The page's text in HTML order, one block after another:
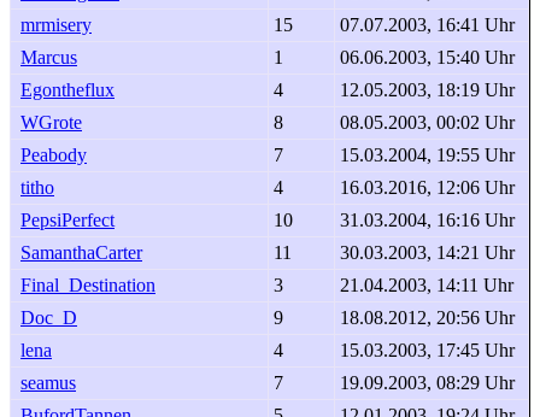
mrmisery
15
07.07.2003, 16:41 Uhr
Marcus
1
06.06.2003, 15:40 Uhr
Egontheflux
4
12.05.2003, 18:19 Uhr
WGrote
8
08.05.2003, 00:02 Uhr
Peabody
7
15.03.2004, 19:55 Uhr
titho
4
16.03.2016, 12:06 Uhr
PepsiPerfect
10
31.03.2004, 16:16 Uhr
SamanthaCarter
11
30.03.2003, 14:21 Uhr
Final_Destination
3
21.04.2003, 14:11 Uhr
Doc_D
9
18.08.2012, 20:56 Uhr
lena
4
15.03.2003, 17:45 Uhr
seamus
7
19.09.2003, 08:29 Uhr